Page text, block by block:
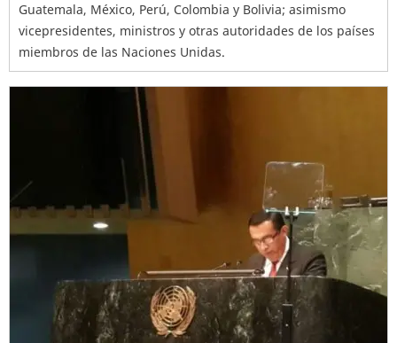
Guatemala, México, Perú, Colombia y Bolivia; asimismo
vicepresidentes, ministros y otras autoridades de los países
miembros de las Naciones Unidas.